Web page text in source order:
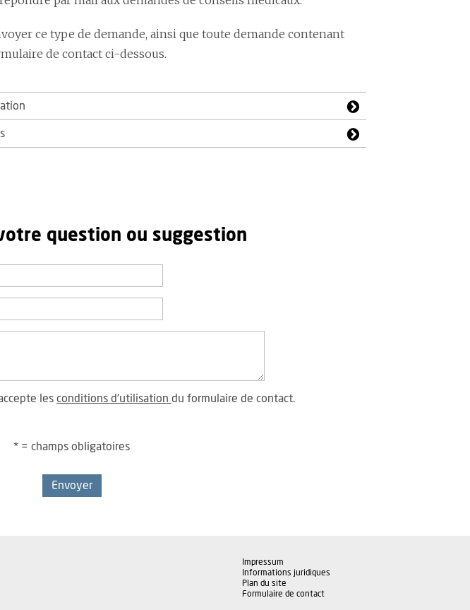
ce type de demande, ainsi que toute demande contenant
de contact ci-dessous.
question ou suggestion
les conditions d'utilisation du formulaire de contact.
* = champs obligatoires
Envoyer
Impressum
Informations juridiques
Plan du site
Formulaire de contact